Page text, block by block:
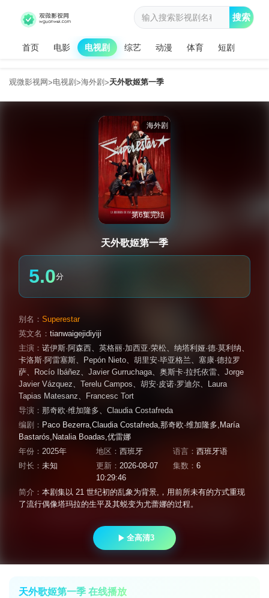
首页 电影 电视剧 综艺 动漫 体育 短剧
搜索
观微影视网>电视剧 >海外剧 >天外歌姬第一季
海外剧
第6集完结
天外歌姬第一季
5.0分
别名： Superestar
英文名： tianwaigejidiyiji
主演： 诺伊斯·阿森西、 英格丽·加西亚·荣松、 纳塔利娅·德·莫利纳、
卡洛斯·阿雷塞斯、 Pepón Nieto、 胡里安·毕亚格兰、 塞康·德拉罗
萨、 Rocío Ibáñez、 Javier Gurruchaga、 奥斯卡·拉托依雷、 Jorge
Javier Vázquez、 Terelu Campos、 胡安·皮诺·罗迪尔、
Laura
Tapias Matesanz、
Francesc Tort
导演： 那奇欧·维加隆多、 Claudia Costafreda
编剧： Paco Bezerra,Claudia Costafreda,那奇欧·维加隆多,María
Bastarós,Natalia Boadas,优雷娜
年份： 2025年 地区： 西班牙 语言：西班牙语
时长： 未知 更新： 2026-08-07
10:29:46
集数：6
简介： 本剧集以 21 世纪初的乱象为背景,，用前所未有的方式重现
了流行偶像塔玛拉的生平及其蜕变为尤蕾娜的过程。
全高清3
天外歌姬第一季 在线播放